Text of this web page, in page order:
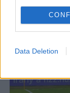
Data Deletion